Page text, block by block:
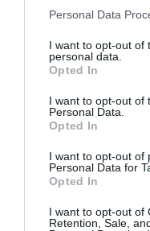
Personal Data
I want to opt-out of
personal data.
Opted In
I want to opt-out of
Personal Data.
Opted In
I want to opt-out of
Personal Data for
Opted In
I want to opt-out of
Retention, Sale,
Τοποθεσία:
μάθετε πρώτοι όλες
Πολιτισμό στο